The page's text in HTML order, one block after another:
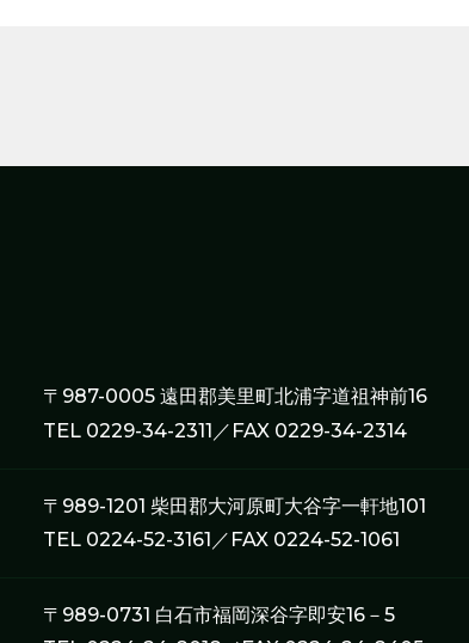
〒987-0005 遠田郡美里町北浦字道祖神前16
TEL 0229-34-2311／FAX 0229-34-2314
〒989-1201 柴田郡大河原町大谷字一軒地101
TEL 0224-52-3161／FAX 0224-52-1061
〒989-0731 白石市福岡深谷字即安16－5